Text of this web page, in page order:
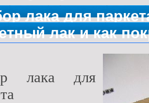
лака для
лак и как
лака для